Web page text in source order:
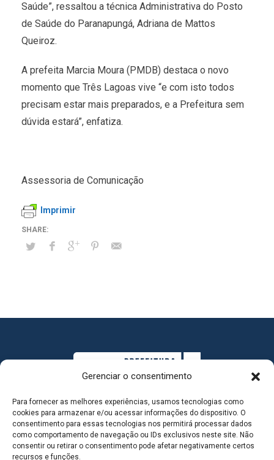
Gerenciar o consentimento
Para fornecer as melhores experiências, usamos tecnologias como
cookies para armazenar e/ou acessar informações do dispositivo. O
consentimento para essas tecnologias nos permitirá processar dados
como comportamento de navegação ou IDs exclusivos neste site. Não
consentir ou retirar o consentimento pode afetar negativamente certos
recursos e funções.
Saúde”, ressaltou a técnica Administrativa do Posto
de Saúde do Paranapungá, Adriana de Mattos
Queiroz.
A prefeita Marcia Moura (PMDB) destaca o novo
momento que Três Lagoas vive “e com isto todos
precisam estar mais preparados, e a Prefeitura sem
dúvida estará”, enfatiza.
Assessoria de Comunicação
Imprimir
MAPA DO SITE